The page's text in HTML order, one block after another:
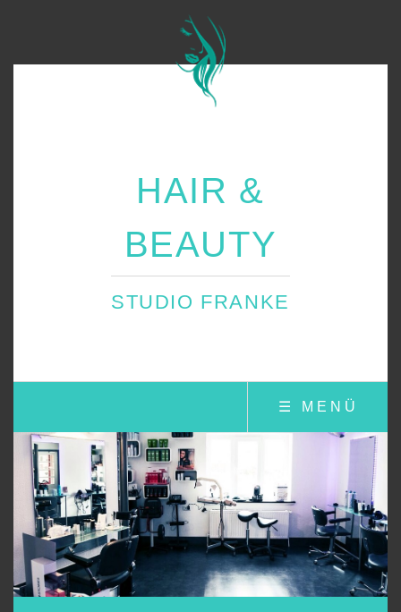
HAIR &
BEAUTY
STUDIO FRANKE
☰ MENÜ